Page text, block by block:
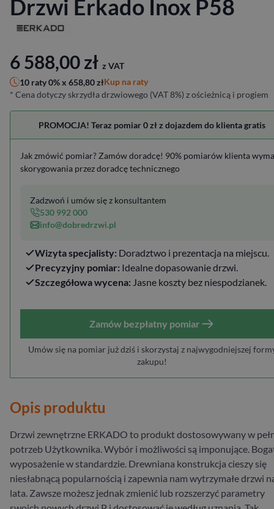
Drzwi Erkado Inox P58
6 588,00zł z VAT
10 raty 0% x 658,80złKup na raty
* Cena dotyczy skrzydła drzwiowego (VAT 8%) z ościeżnicą i progiem
PROMOCJA! Teraz pomiar 0 zł z dojazdem do klienta gratis
Jak zmówić pomiar? Zamów doradcę! 90% pomiarów klienta
skorygowania przez doradcę technicznego
Wizyta specjalisty: Doradztwo i prezentacja na miejscu.
Precyzyjny pomiar: Idealne dopasowanie drzwi.
Szczegółowa wycena: Jasne koszty bez niespodzianek.
Zadzwoń i umów się z konsultantem
530 992 000
info@dobredrzwi.pl
Zamów bezpłatny pomiar
Umów się na pomiar już dziś i skorzystaj z najwygodniejszej
zakupu!
Opis produktu
Drzwi zewnętrzne ERKADO to produkt dostosowywany w
potrzeb Użytkownika. Wybór i możliwości są imponujące.
wyposażenie w standardzie. Drewniana konstrukcja cieszy się
niesłabnącą popularnością i zapewnia nam wytrzymałe drzwi
lata. Zawsze możesz jednak zmienić lub rozszerzyć parametry